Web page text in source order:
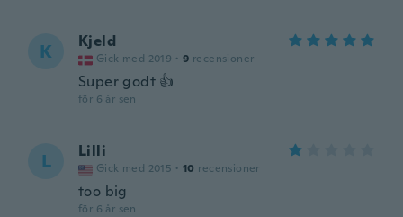
K Kjeld
Gick med 2019 · 9 recensioner
Super godt 👍
för 6 år sen
L Lilli
Gick med 2015 · 10 recensioner
too big
för 6 år sen